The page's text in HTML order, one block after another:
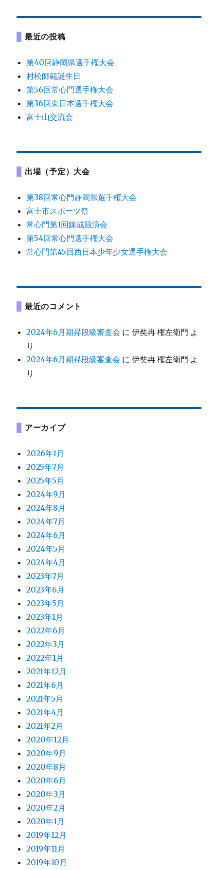
ョ
ン最近の投稿
第40回静岡県選手権大会
村松師範誕生日
第56回常心門選手権大会
第36回東日本選手権大会
富士山交流会
出場（予定）大会
第38回常心門静岡県選手権大会
富士市スポーツ祭
常心門第1回錬成競演会
第54回常心門選手権大会
常心門第45回西日本少年少女選手権大会
最近のコメント
2024年6月期昇段級審査会 に伊奘冉 権左衛門 よ
り
2024年6月期昇段級審査会 に伊奘冉 権左衛門 よ
り
アーカイブ
2026年1月
2025年7月
2025年5月
2024年9月
2024年8月
2024年7月
2024年6月
2024年5月
2024年4月
2023年7月
2023年6月
2023年5月
2023年1月
2022年6月
2022年3月
2022年1月
2021年12月
2021年6月
2021年5月
2021年4月
2021年2月
2020年12月
2020年9月
2020年8月
2020年6月
2020年3月
2020年2月
2020年1月
2019年12月
2019年11月
2019年10月